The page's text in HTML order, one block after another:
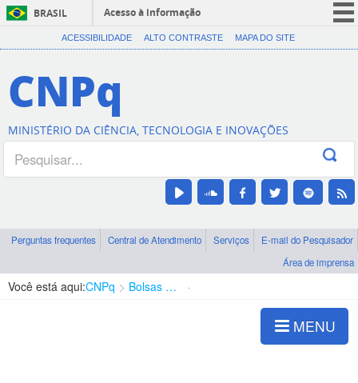
BRASIL
Acesso à informação
CORONAVÍRUS (COVID-19)
Canais
ACESSIBILIDADE ALTO CONTRASTE MAPA DO SITE
CNPq
MINISTÉRIO DA CIÊNCIA, TECNOLOGIA E INOVAÇÕES
Perguntas frequentes Central de Atendimento Serviços
E-mail do Pesquisador
Área de imprensa
Você está aqui:CNPq Bolsas e Auxílios Vigentes
MENU